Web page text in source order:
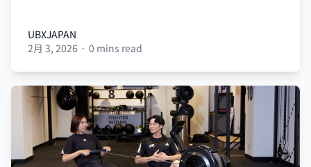
UBXJAPAN
UBXJAPAN
2月 3, 2026 · 0 mins read